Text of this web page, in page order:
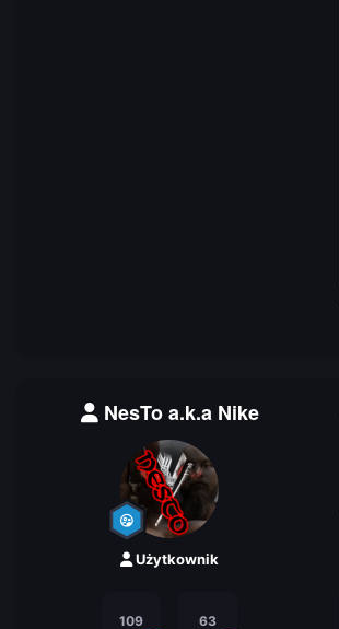
NesTo a.k.a Nike
Użytkownik
109 63